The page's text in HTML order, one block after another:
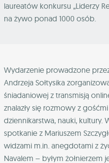
laureatów konkursu „Liderzy
na żywo ponad 1000 osób.
Wydarzenie prowadzone
Andrzeja Sołtysika
śniadaniowej z transmisją
znalazły się rozmowy z
dziennikarstwa, nauki, kultury.
spotkanie z Mariuszem
widzami m.in. anegdotami z
Navalem – byłym